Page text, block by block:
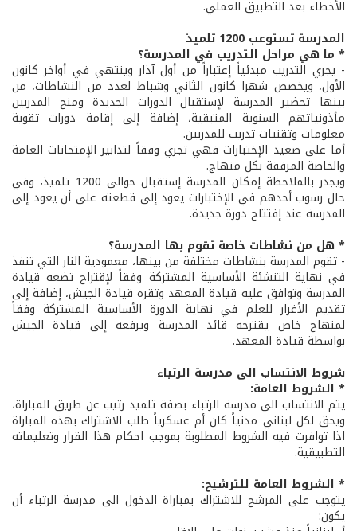
الأخطاء بعد التطبيق العملي.
المدرسة تستوعب 1200 تلميذ
* ما هي مراحل التدريب في المدرسة؟
- يجري التدريب مبدئياً إعتباراً من أول آذار وينتهي في أواخر كانون
الأول، ويخصص شهرا كانون الثاني وشباط لعدد من النشاطات، من
بينها تحضير المدرسة لإستقبال الدورات الجديدة ومنح المدربين
مأذونياتهم السنوية المتبقية، إضافة إلى إقامة دورات تقوية
معلومات وتقنيات تدريب للمدربين.
أما على صعيد الإختبارات فهي تجري وفقاً لتدابير الإمتحانات العامة
والخاصة المرفقة بكل منهاج.
ويجدر بالملاحظة إمكان المدرسة إستقبال حوالى 1200 تلميذ، وفي
حال رسوب أحدهم في الإختبارات يعود إلى قطعته على أن يعود إلى
المدرسة عند إفتتاح دورة جديدة.
* هل من نشاطات خاصة تقوم بها المدرسة؟
- تقوم المدرسة بنشاطات مختلفة من بينها، معمودية النار التي تنفذ
في نهاية التنشئة الأساسية المشتركة وفقاً لإقتراح تضعه قيادة
المدرسة وتوافق عليه قيادة المعهد وتقره قيادة الجيش، إضافة إلى
تقديم الأغرار للعلم في نهاية الدورة الأساسية المشتركة وفقاً
لمنهاج خاص يقترحه قائد المدرسة ويرفعه إلى قيادة الجيش
بواسطة قيادة المعهد.
شروط الانتساب الى مدرسة الرتباء
* الشروط العامة:
يتم الانتساب الى مدرسة الرتباء بصفة تلميذ رتيب عن طريق المباراة،
ويحق لكل لبناني مدنياً كان أم عسكرياً طلب الاشتراك بهذه المباراة
اذا توافرت فيه الشروط المطلوبة بموجب احكام هذا القرار وتعليماته
التطبيقية.
* الشروط العامة للترشيح:
يتوجب على المرشح للاشتراك بمباراة الدخول الى مدرسة الرتباء أن
يكون: